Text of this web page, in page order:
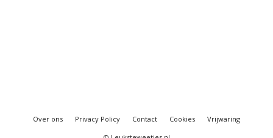
Over ons Privacy Policy Contact Cookies
Vrijwaring